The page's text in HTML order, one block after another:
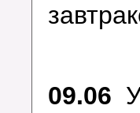
09.06